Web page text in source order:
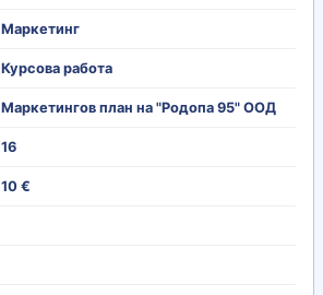
Маркетинг
Курсова работа
Маркетингов план на "Родопа 95" ООД
16
10 €